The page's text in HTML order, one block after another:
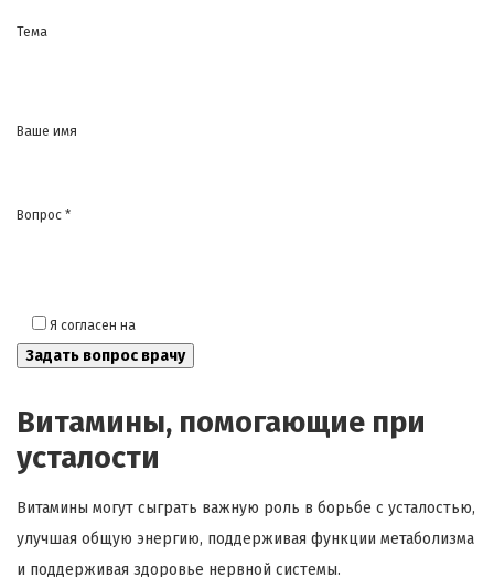
Тема
Ваше имя
Вопрос *
Я согласен на
Витамины, помогающие при
усталости
Витамины могут сыграть важную роль в борьбе с усталостью,
улучшая общую энергию, поддерживая функции метаболизма
и поддерживая здоровье нервной системы.